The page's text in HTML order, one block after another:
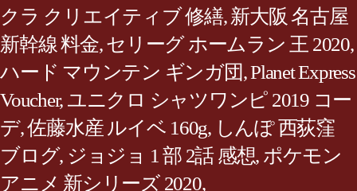
クラ クリエイティブ 修繕,新大阪 名古屋
新幹線 料金,セリーグ ホームラン 王 2020,
ハード マウンテン ギンガ団,Planet Express
Voucher, ユニクロ シャツワンピ 2019 コー
デ,佐藤水産 ルイベ 160g, しんぽ 西荻窪
ブログ, ジョジョ 1 部 2話 感想, ポケモン
アニメ 新シリーズ 2020,